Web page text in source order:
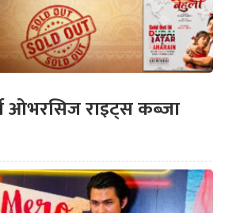
ओभरसिज राइट्स कब्जा